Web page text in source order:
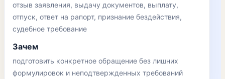
отзыв заявления, выдачу документов, выплату,
отпуск, ответ на рапорт, признание бездействия,
судебное требование
Зачем
подготовить конкретное обращение без лишних
формулировок и неподтвержденных требований